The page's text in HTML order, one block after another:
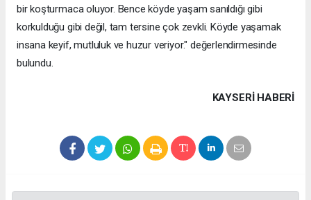
bir koşturmaca oluyor. Bence köyde yaşam sanıldığı gibi
korkulduğu gibi değil, tam tersine çok zevkli. Köyde yaşamak
insana keyif, mutluluk ve huzur veriyor." değerlendirmesinde
bulundu.
KAYSERI HABERİ